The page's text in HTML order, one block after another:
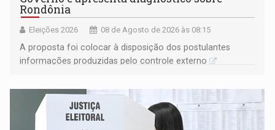
Rondônia
Eleições 2026 08 de Agosto de 2026 às 08:15
A proposta foi colocar à disposição dos postulantes
informações produzidas pelo controle externo